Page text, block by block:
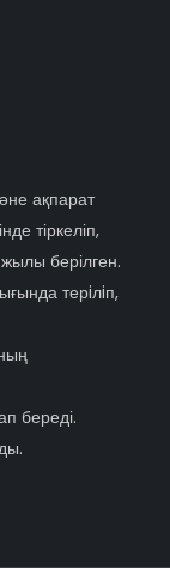
ақпарат
тіркеліп,
берілген.
терiлiп,
береді.